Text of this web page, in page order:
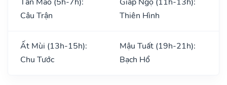
Câu Trận
Thiên Hình
Ất Mùi (13h-15h):
Chu Tước
Mậu Tuất (19h-21h):
Bạch Hổ